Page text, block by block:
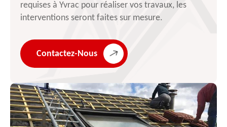
requises à Yvrac pour réaliser vos travaux, les
interventions seront faites sur mesure.
Contactez-Nous